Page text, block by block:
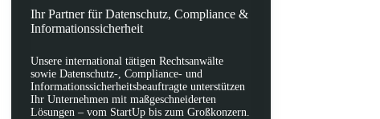
Ihr Partner für Datenschutz, Compliance &
Informationssicherheit
Unsere international tätigen Rechtsanwälte
sowie Datenschutz-, Compliance- und
Informationssicherheitsbeauftragte unterstützen
Ihr Unternehmen mit maßgeschneiderten
Lösungen – vom StartUp bis zum Großkonzern.